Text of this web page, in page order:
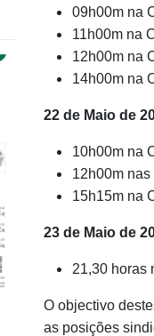
09h00m na
11h00m na
12h00m na
14h00m na
22 de Maio de
10h00m na
12h00m
15h15m na
23 de Maio de
21,30 horas
O objectivo
as posições